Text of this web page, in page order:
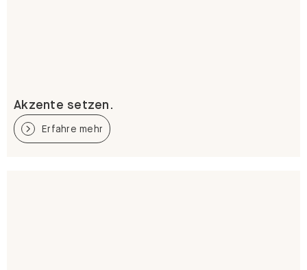
Akzente setzen.
Erfahre mehr